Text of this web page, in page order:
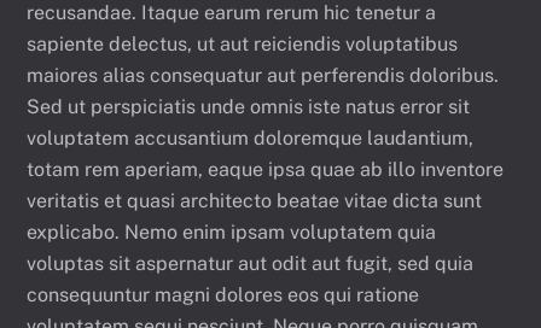
recusandae. Itaque earum rerum hic tenetur a
sapiente delectus, ut aut reiciendis voluptatibus
maiores alias consequatur aut perferendis doloribus.
Sed ut perspiciatis unde omnis iste natus error sit
voluptatem accusantium doloremque laudantium,
totam rem aperiam, eaque ipsa quae ab illo inventore
veritatis et quasi architecto beatae vitae dicta sunt
explicabo. Nemo enim ipsam voluptatem quia
voluptas sit aspernatur aut odit aut fugit, sed quia
consequuntur magni dolores eos qui ratione